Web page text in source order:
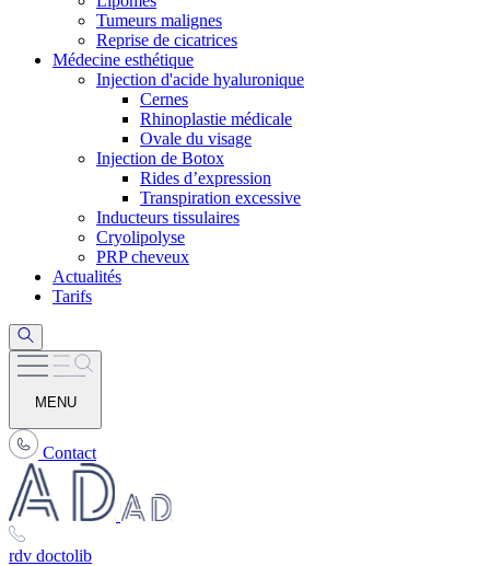
Tumeurs malignes
Reprise de cicatrices
Médecine esthétique
Injection d'acide hyaluronique
Cernes
Rhinoplastie médicale
Ovale du visage
Injection de Botox
Rides d’expression
Transpiration excessive
Inducteurs tissulaires
Cryolipolyse
PRP cheveux
Actualités
Tarifs
MENU
Contact
rdv doctolib